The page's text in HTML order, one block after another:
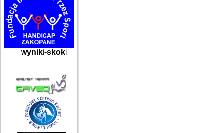
wyniki-skoki